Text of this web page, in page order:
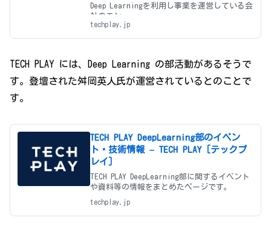
Deep Learningを利用し事業を運営している会
社のエン
techplay.jp
TECH PLAY には、Deep Learning の部活動があるそうで
す。登壇された舛岡英人氏が運営されているとのことで
す。
TECH PLAY DeepLearning部のイベン
ト・技術情報 – TECH PLAY［テックプ
レイ］
TECH PLAY DeepLearning部に関するイベント
や資料等の情報をまとめたページです。
techplay.jp